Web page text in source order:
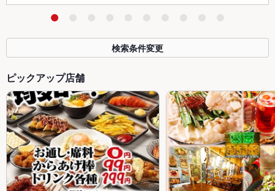
検索条件変更
ピックアップ店舗